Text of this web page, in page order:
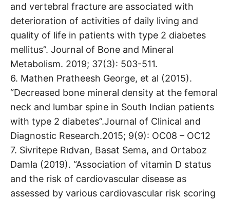
and vertebral fracture are associated with
deterioration of activities of daily living and
quality of life in patients with type 2 diabetes
mellitus”. Journal of Bone and Mineral
Metabolism. 2019; 37(3): 503-511.
6. Mathen Pratheesh George, et al (2015).
“Decreased bone mineral density at the femoral
neck and lumbar spine in South Indian patients
with type 2 diabetes”.Journal of Clinical and
Diagnostic Research.2015; 9(9): OC08 – OC12
7. Sivritepe Rıdvan, Basat Sema, and Ortaboz
Damla (2019). “Association of vitamin D status
and the risk of cardiovascular disease as
assessed by various cardiovascular risk scoring